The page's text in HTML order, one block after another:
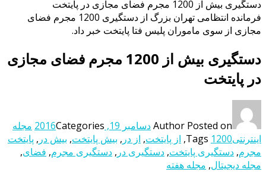
دستگیری بیش از 1200 مجرم فضای مجازی در پایتخت
فرمانده انتظامی تهران بزرگ از دستگیری 1200 مجرم فضای
مجازی از سوی ماموران پلیس فتا پایتخت خبر داد.
دستگیری بیش از 1200 مجرم فضای مجازی
در پایتخت
Author Posted on دسامبر 19, 2016 Categories
مجله
اینترنتی
Tags 1200
, از پایتخت, از در , بیش پایتخت, بیش در , پایتخت
مجرم, دستگیری پایتخت, دستگیری در , دستگیری مجرم, فضای,
مجله دیجیتال, مجله هفته